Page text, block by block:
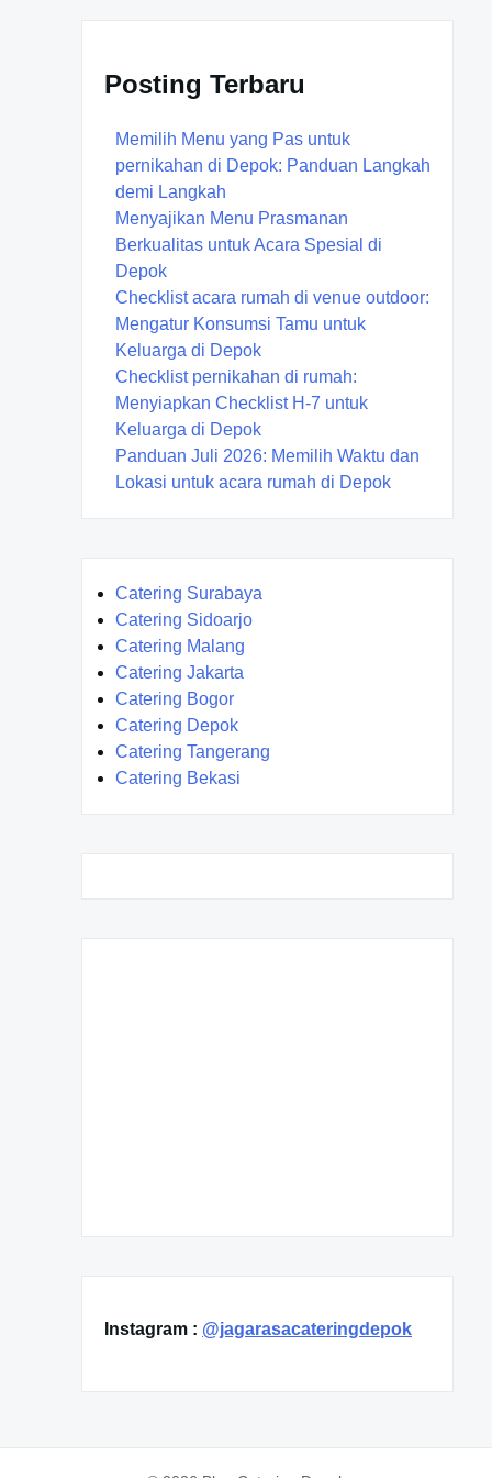
Posting Terbaru
Memilih Menu yang Pas untuk
pernikahan di Depok: Panduan Langkah
demi Langkah
Menyajikan Menu Prasmanan
Berkualitas untuk Acara Spesial di
Depok
Checklist acara rumah di venue outdoor:
Mengatur Konsumsi Tamu untuk
Keluarga di Depok
Checklist pernikahan di rumah:
Menyiapkan Checklist H-7 untuk
Keluarga di Depok
Panduan Juli 2026: Memilih Waktu dan
Lokasi untuk acara rumah di Depok
Catering Surabaya
Catering Sidoarjo
Catering Malang
Catering Jakarta
Catering Bogor
Catering Depok
Catering Tangerang
Catering Bekasi
Instagram : @jagarasacateringdepok